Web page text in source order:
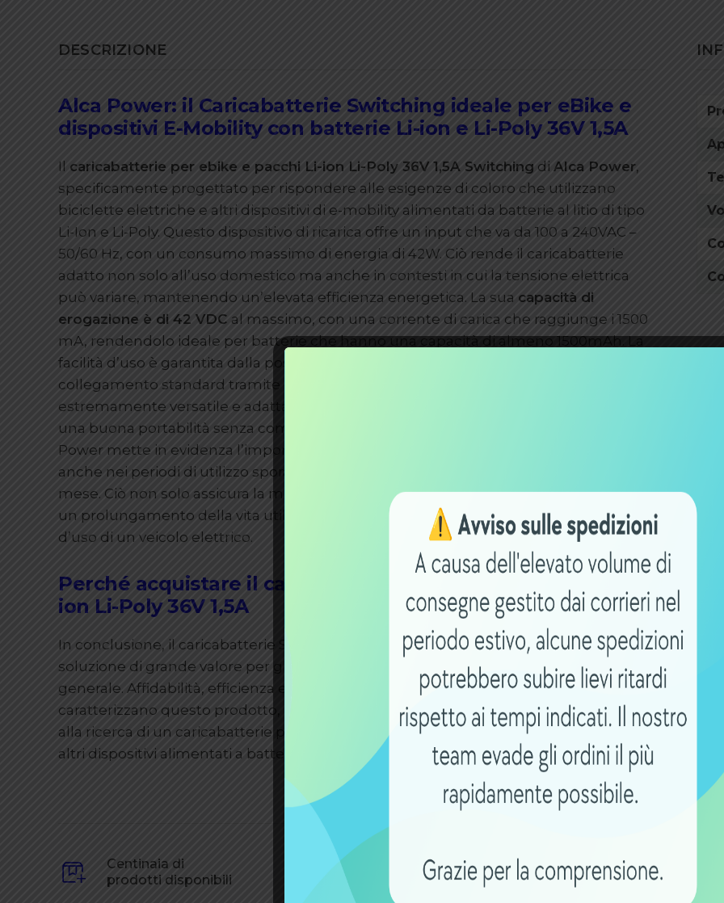
DESCRIZIONE
Alca Power: il Caricabatterie Switching ideale per eBike e
dispositivi E-Mobility con batterie Li-ion e Li-Poly 36V 1,5A
Il caricabatterie per ebike e pacchi Li-ion Li-Poly 36V 1,5A Switching di Alca Power,
specificamente progettato per rispondere alle esigenze di coloro che utilizzano
biciclette elettriche e altri dispositivi di e-mobility alimentati da batterie al litio di tipo
Li-Ion e Li-Poly. Questo dispositivo di ricarica offre un input che va da 100 a 240VAC –
50/60 Hz, con un consumo massimo di energia di 42W. Ciò rende il caricabatterie
adatto non solo all’uso domestico ma anche in contesti in cui la tensione elettrica
può variare, mantenendo un’elevata efficienza energetica. La sua capacità di
erogazione è di 42 VDC al massimo, con una corrente di carica che raggiunge i 1500
mA, rendendolo ideale per batterie che hanno una capacità di almeno 1500mAh. La
facilità d’uso è garantita dalla possibilità di richiedere differenti connettori, con un
collegamento standard tramite coccodrilli, che rende il caricabatterie
estremamente versatile e adattabile. Con un peso di 2,50 Kg, il dispositivo gode di
una buona portabilità senza compromettere la sua robustezza e affidabilità. Alca
Power mette in evidenza l’importanza di una corretta manutenzione delle batterie,
anche nei periodi di utilizzo sporadico, consigliando una ricarica almeno una volta al
mese. Ciò non solo assicura la massima efficienza energetica ma si traduce anche in
un prolungamento della vita utile della batteria, elemento centrale per l’esperienza
d’uso di un veicolo elettrico.
Perché acquistare il caricabatterie per ebike e pacchi Li-
ion Li-Poly 36V 1,5A
In conclusione, il caricabatterie Switching di Alca Power si propone come una
soluzione di grande valore per gli utenti di ebike e di dispositivi di e-mobility in
generale. Affidabilità, efficienza e cura per l’utente sono gli elementi chiave che
caratterizzano questo prodotto, rendendolo un alleato prezioso per chiunque sia
alla ricerca di un caricabatterie performante per la propria bicicletta elettrica o per
altri dispositivi alimentati a batteria.
Centinaia di
prodotti disponibili
Shop B2B per
offerte aziendali
Spese
gratuite oltre